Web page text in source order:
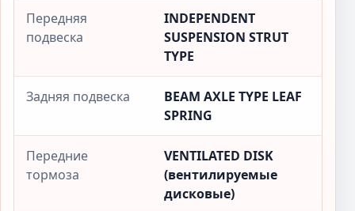
Передняя
подвеска
INDEPENDENT
SUSPENSION STRUT
TYPE
Задняя подвеска
BEAM AXLE TYPE LEAF
SPRING
Передние
тормоза
VENTILATED DISK
(вентилируемые
дисковые)